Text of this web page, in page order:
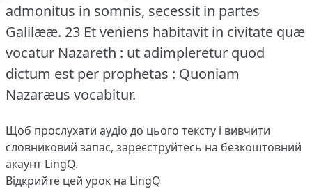
admonitus in somnis, secessit in partes
Galilææ. 23 Et veniens habitavit in civitate quæ
vocatur Nazareth : ut adimpleretur quod
dictum est per prophetas : Quoniam
Nazaræus vocabitur.
Щоб прослухати аудіо до цього тексту і вивчити
словниковий запас, зареєструйтесь на безкоштовний
акаунт LingQ.
Відкрийте цей урок на LingQ